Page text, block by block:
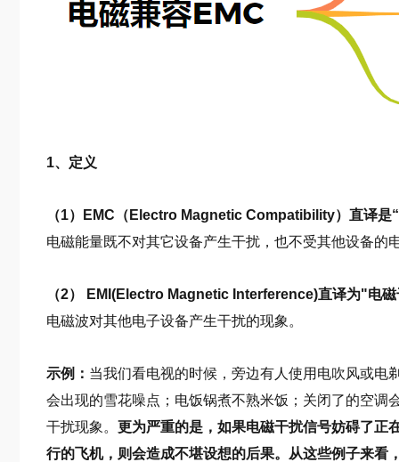
1、定义
（1）EMC（Electro Magnetic Compatibility）直译是
电磁能量既不对其它设备产生干扰，也不受其他设备的
（2） EMI(Electro Magnetic Interference)直译为"电
电磁波对其他电子设备产生干扰的现象。
示例： 当我们看电视的时候，旁边有人使用电吹风或电
会出现的雪花噪点；电饭锅煮不熟米饭；关闭了的空
干扰现象。更为严重的是，如果电磁干扰信号妨碍了正
行的飞机，则会造成不堪设想的后果。从这些例子来看